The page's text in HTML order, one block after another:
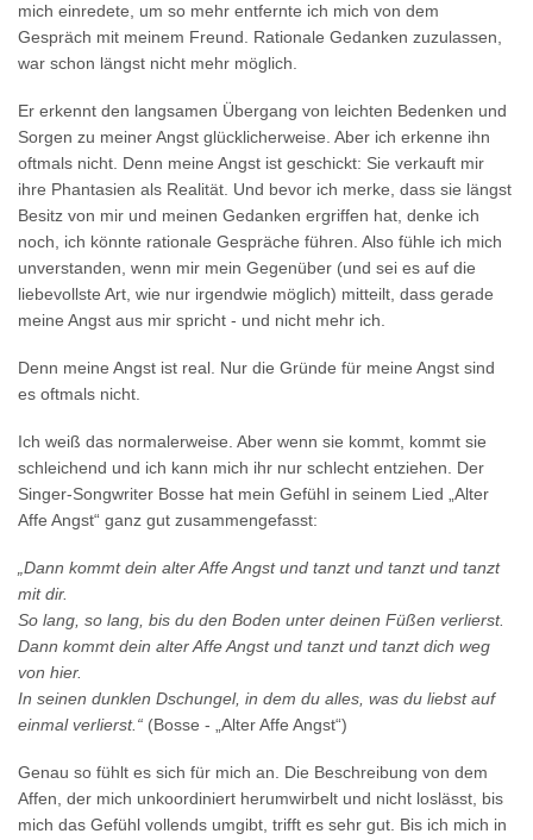
mich einredete, um so mehr entfernte ich mich von dem
Gespräch mit meinem Freund. Rationale Gedanken zuzulassen,
war schon längst nicht mehr möglich.
Er erkennt den langsamen Übergang von leichten Bedenken und
Sorgen zu meiner Angst glücklicherweise. Aber ich erkenne ihn
oftmals nicht. Denn meine Angst ist geschickt: Sie verkauft mir
ihre Phantasien als Realität. Und bevor ich merke, dass sie längst
Besitz von mir und meinen Gedanken ergriffen hat, denke ich
noch, ich könnte rationale Gespräche führen. Also fühle ich mich
unverstanden, wenn mir mein Gegenüber (und sei es auf die
liebevollste Art, wie nur irgendwie möglich) mitteilt, dass gerade
meine Angst aus mir spricht - und nicht mehr ich.
Denn meine Angst ist real. Nur die Gründe für meine Angst sind
es oftmals nicht.
Ich weiß das normalerweise. Aber wenn sie kommt, kommt sie
schleichend und ich kann mich ihr nur schlecht entziehen. Der
Singer-Songwriter Bosse hat mein Gefühl in seinem Lied „Alter
Affe Angst“ ganz gut zusammengefasst:
„Dann kommt dein alter Affe Angst und tanzt und tanzt und tanzt
mit dir.
So lang, so lang, bis du den Boden unter deinen Füßen verlierst.
Dann kommt dein alter Affe Angst und tanzt und tanzt dich weg
von hier.
In seinen dunklen Dschungel, in dem du alles, was du liebst auf
einmal verlierst.“ (Bosse - „Alter Affe Angst“)
Genau so fühlt es sich für mich an. Die Beschreibung von dem
Affen, der mich unkoordiniert herumwirbelt und nicht loslässt, bis
mich das Gefühl vollends umgibt, trifft es sehr gut. Bis ich mich in